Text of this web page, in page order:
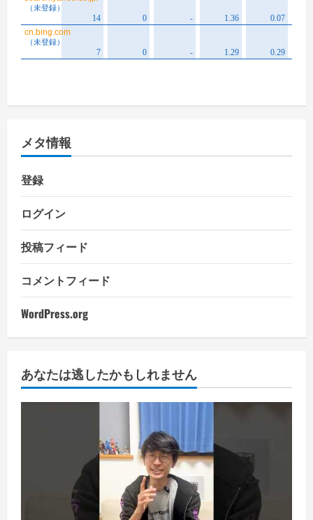
メタ情報
登録
ログイン
投稿フィード
コメントフィード
WordPress.org
あなたは逃したかもしれません